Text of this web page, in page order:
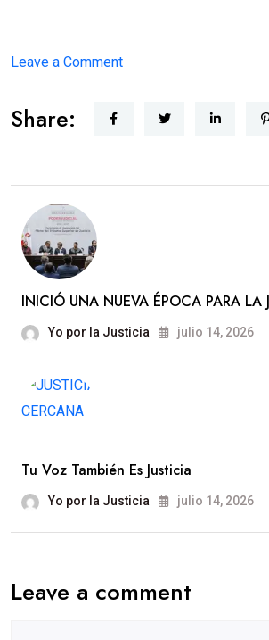
Leave a Commenton
CERCANA
Share:
INICIÓ UNA NUEVA ÉPOCA PARA LA
Yo por la Justicia julio 14, 2026
Tu Voz También Es Justicia
Yo por la Justicia julio 14, 2026
Leave a comment